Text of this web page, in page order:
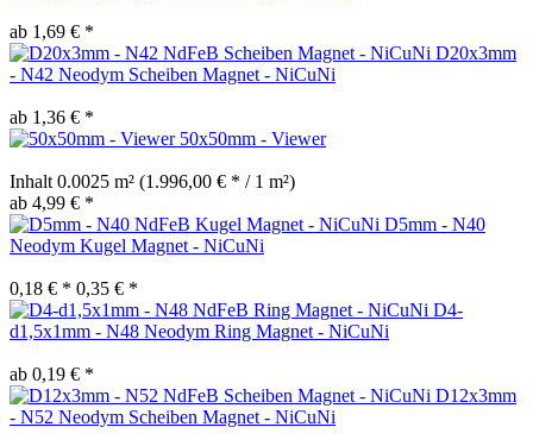
ab 1,69 € *
D20x3mm
- N42 Neodym Scheiben Magnet - NiCuNi
ab 1,36 € *
50x50mm - Viewer
Inhalt 0.0025 m² (1.996,00 € * / 1 m²)
ab 4,99 € *
D5mm - N40
Neodym Kugel Magnet - NiCuNi
0,18 € * 0,35 € *
D4-
d1,5x1mm - N48 Neodym Ring Magnet - NiCuNi
ab 0,19 € *
D12x3mm
- N52 Neodym Scheiben Magnet - NiCuNi